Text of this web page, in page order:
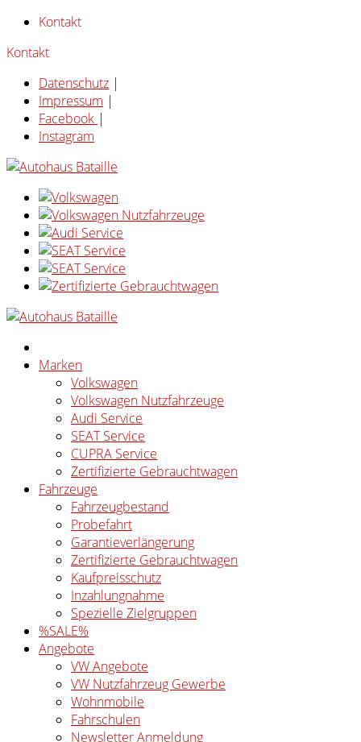
Kontakt
Kontakt
Datenschutz |
Impressum |
Facebook |
Instagram
Marken
Volkswagen
Volkswagen Nutzfahrzeuge
Audi Service
SEAT Service
CUPRA Service
Zertifizierte Gebrauchtwagen
Fahrzeuge
Fahrzeugbestand
Probefahrt
Garantieverlängerung
Zertifizierte Gebrauchtwagen
Kaufpreisschutz
Inzahlungnahme
Spezielle Zielgruppen
%SALE%
Angebote
VW Angebote
VW Nutzfahrzeug Gewerbe
Wohnmobile
Fahrschulen
Newsletter Anmeldung